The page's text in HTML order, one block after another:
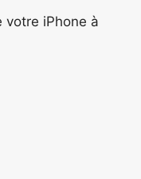
votre iPhone à